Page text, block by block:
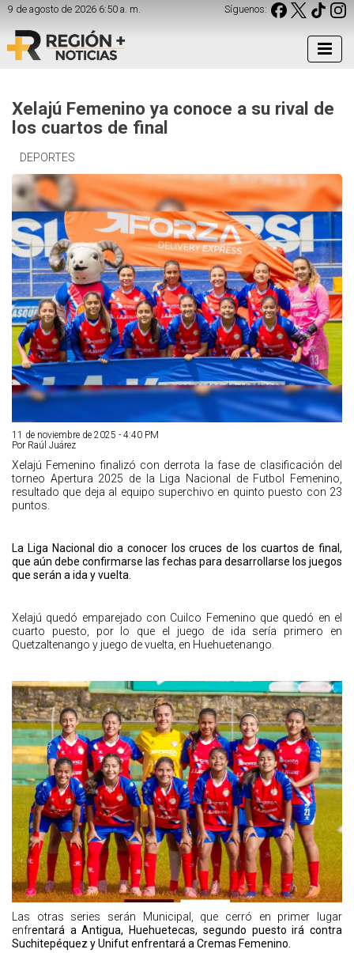
9 de agosto de 2026 6:50 a. m. Síguenos:
Xelajú Femenino ya conoce a su rival de
los cuartos de final
DEPORTES
11 de noviembre de 2025 - 4:40 PM
Por Raúl Juárez
Xelajú Femenino finalizó con derrota la fase de clasificación del
torneo Apertura 2025 de la Liga Nacional de Futbol Femenino,
resultado que deja al equipo superchivo en quinto puesto con 23
puntos.
La Liga Nacional dio a conocer los cruces de los cuartos de final,
que aún debe confirmarse las fechas para desarrollarse los juegos
que serán a ida y vuelta.
Xelajú quedó emparejado con Cuilco Femenino que quedó en el
cuarto puesto, por lo que el juego de ida sería primero en
Quetzaltenango y juego de vuelta, en Huehuetenango.
Las otras series serán Municipal, que cerró en primer lugar
enfrentará a Antigua, Huehuetecas, segundo puesto irá contra
Suchitepéquez y Unifut enfrentará a Cremas Femenino.